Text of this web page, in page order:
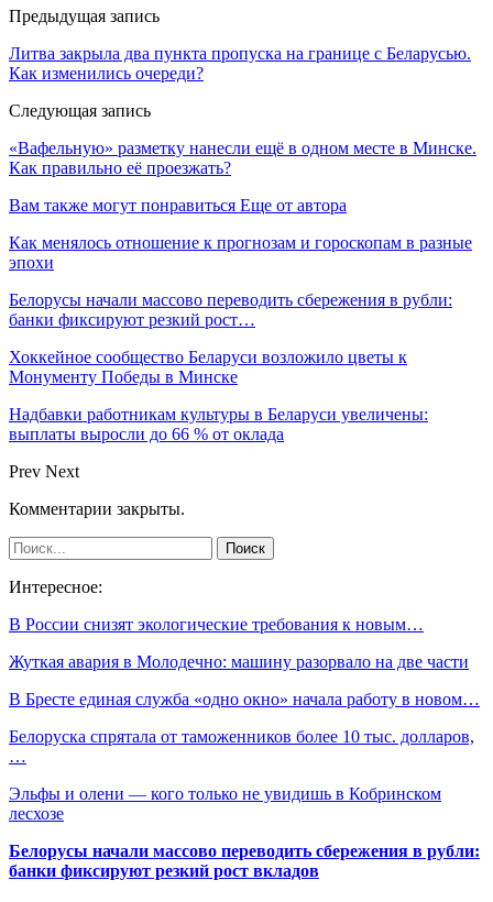
Предыдущая запись
Литва закрыла два пункта пропуска на границе с Беларусью.
Как изменились очереди?
Следующая запись
«Вафельную» разметку нанесли ещё в одном месте в Минске.
Как правильно её проезжать?
Вам также могут понравиться Еще от автора
Как менялось отношение к прогнозам и гороскопам в разные
эпохи
Белорусы начали массово переводить сбережения в рубли:
банки фиксируют резкий рост…
Хоккейное сообщество Беларуси возложило цветы к
Монументу Победы в Минске
Надбавки работникам культуры в Беларуси увеличены:
выплаты выросли до 66 % от оклада
Prev Next
Комментарии закрыты.
Интересное:
В России снизят экологические требования к новым…
Жуткая авария в Молодечно: машину разорвало на две части
В Бресте единая служба «одно окно» начала работу в новом…
Белоруска спрятала от таможенников более 10 тыс. долларов,
…
Эльфы и олени — кого только не увидишь в Кобринском
лесхозе
Белорусы начали массово переводить сбережения в рубли:
банки фиксируют резкий рост вкладов